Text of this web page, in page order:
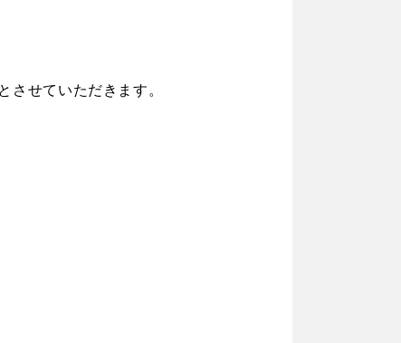
せていただきます。